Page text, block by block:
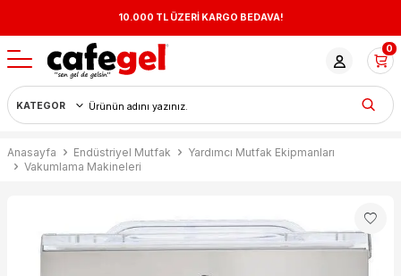
10.000 TL ÜZERİ KARGO BEDAVA!
0
Anasayfa Endüstriyel Mutfak
Yardımcı Mutfak Ekipmanları
Vakumlama Makineleri